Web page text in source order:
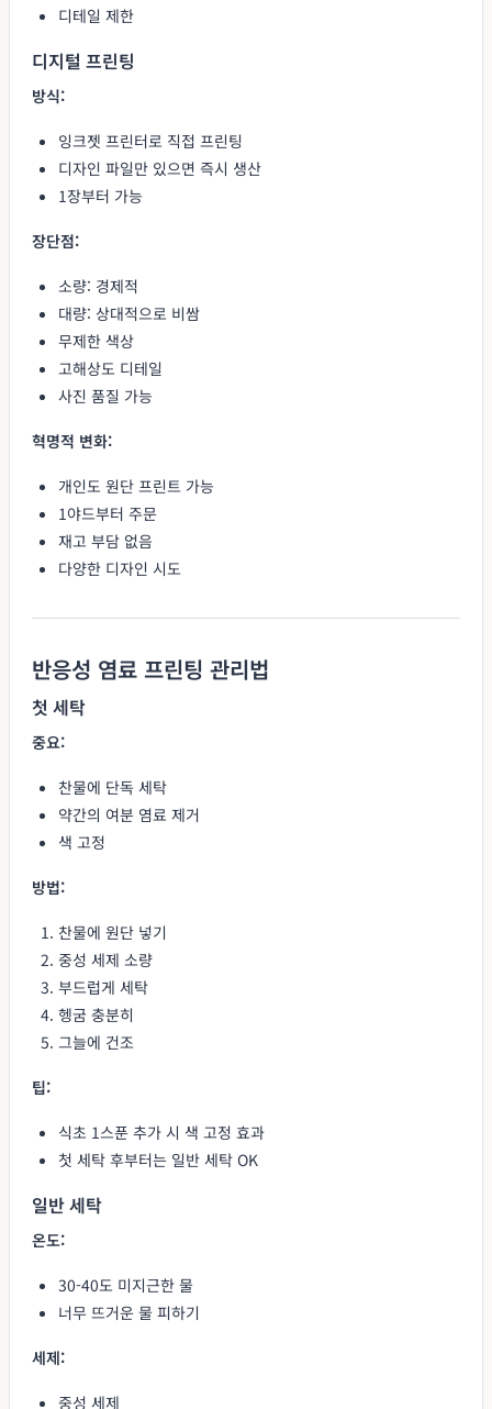
디테일 제한
디지털 프린팅
방식:
잉크젯 프린터로 직접 프린팅
디자인 파일만 있으면 즉시 생산
1장부터 가능
장단점:
소량: 경제적
대량: 상대적으로 비쌈
무제한 색상
고해상도 디테일
사진 품질 가능
혁명적 변화:
개인도 원단 프린트 가능
1야드부터 주문
재고 부담 없음
다양한 디자인 시도
반응성 염료 프린팅 관리법
첫 세탁
중요:
찬물에 단독 세탁
약간의 여분 염료 제거
색 고정
방법:
찬물에 원단 넣기
중성 세제 소량
부드럽게 세탁
헹굼 충분히
그늘에 건조
팁:
식초 1스푼 추가 시 색 고정 효과
첫 세탁 후부터는 일반 세탁 OK
일반 세탁
온도:
30-40도 미지근한 물
너무 뜨거운 물 피하기
세제:
중성 세제